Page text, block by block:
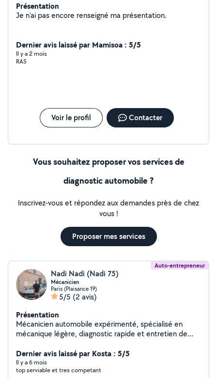
Présentation
Je n'ai pas encore renseigné ma présentation.
Dernier avis laissé par Mamisoa : 5/5
Il y a 2 mois
RAS
Voir le profil Contacter
Vous souhaitez proposer vos services de
diagnostic automobile ?
Inscrivez-vous et répondez aux demandes près de chez
vous !
Proposer mes services
Auto-entrepreneur
Nadi Nadi (Nadi 75)
Mécanicien
Paris (Plaisance 19)
5/5 (2 avis)
Présentation
Mécanicien automobile expérimenté, spécialisé en
mécanique légère, diagnostic rapide et entretien de
en Île-de-France, offrant un service fiable, transparent
et adapté aux besoins de chaque client. Compétences
en scooters électriques et maintenance technique.
Dernier avis laissé par Kosta : 5/5
Il y a 6 mois
top serviable et tres competant